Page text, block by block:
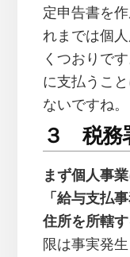
定申告書を
れまでは個
くつおりで
に支払うこ
ないですね。
３ 税務
まず個人事
「給与支払
住所を所轄
限は事実発